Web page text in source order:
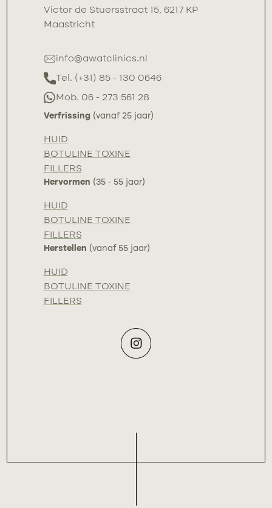
Victor de Stuersstraat 15, 6217 KP
Maastricht
info@awatclinics.nl
Tel. (+31) 85 - 130 0646
Mob. 06 - 273 561 28
Verfrissing (vanaf 25 jaar)
HUID
BOTULINE TOXINE
FILLERS
Hervormen (35 - 55 jaar)
HUID
BOTULINE TOXINE
FILLERS
Herstellen (vanaf 55 jaar)
HUID
BOTULINE TOXINE
FILLERS